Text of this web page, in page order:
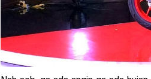
Sudah pakai winglet
Begini penampakan
Berkenalan dengan